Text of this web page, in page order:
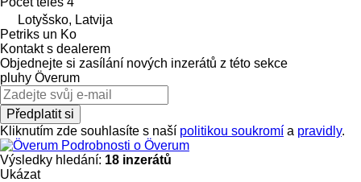
Lotyšsko, Latvija
Petriks un Ko
Kontakt s dealerem
Objednejte si zasílání nových inzerátů z této sekce
pluhy Överum
Předplatit si
Kliknutím zde souhlasíte s naší politikou soukromí a pravidly.
Podrobnosti o Överum
Výsledky hledání: 18 inzerátů
Ukázat